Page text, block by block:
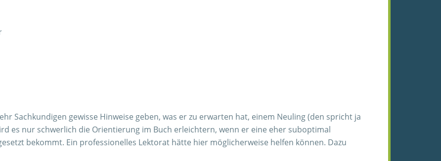
Sachkundigen gewisse Hinweise geben, was er zu erwarten hat, einem Neuling (den spricht ja
es nur schwerlich die Orientierung im Buch erleichtern, wenn er eine eher suboptimal
bekommt. Ein professionelles Lektorat hätte hier möglicherweise helfen können. Dazu